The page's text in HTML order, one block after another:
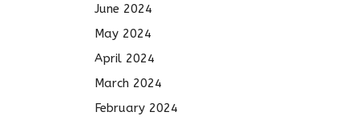
June 2024
May 2024
April 2024
March 2024
February 2024